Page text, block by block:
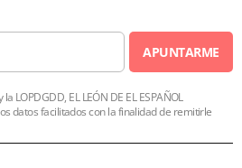
APUNTARME
LOPDGDD, EL LEÓN DE EL ESPAÑOL
datos facilitados con la finalidad de remitirle